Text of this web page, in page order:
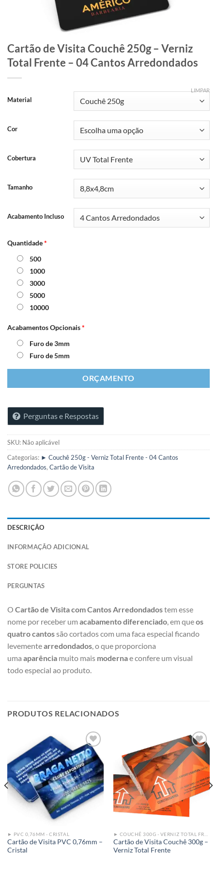
Cartão de Visita Couchê 250g – Verniz
Total Frente – 04 Cantos Arredondados
Material
Cor
Cobertura
Tamanho
Acabamento Incluso
LIMPAR
Quantidade*
500
1000
3000
5000
10000
Acabamentos Opcionais*
Furo de 3mm
Furo de 5mm
ORÇAMENTO
Perguntas e Respostas
SKU: Não aplicável
Categorias: ► Couchê 250g - Verniz Total Frente - 04 Cantos
Arredondados, Cartão de Visita
DESCRIÇÃO
INFORMAÇÃO ADICIONAL
STORE POLICIES
PERGUNTAS
O Cartão de Visita com Cantos Arredondadostem esse
nome por receber um acabamento diferenciado, em queos
quatro cantossão cortados com uma faca especial ficando
levementearredondados, o que proporciona
uma aparência muito mais modernae confere um visual
todo especial ao produto.
PRODUTOS RELACIONADOS
Add to
wishlist
► PVC 0,76MM - CRISTAL
Cartão de Visita PVC 0,76mm –
Cristal
Add to
wishlist
Cartão de Visita Couchê 300g –
Verniz Total Frente